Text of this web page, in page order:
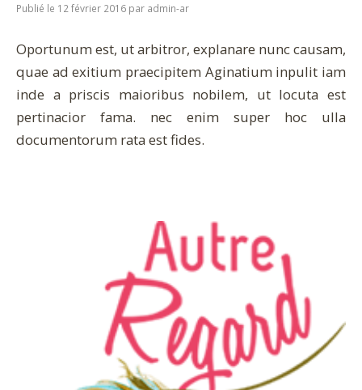
Publié le 12 février 2016 par admin-ar
Oportunum est, ut arbitror, explanare nunc causam,
quae ad exitium praecipitem Aginatium inpulit iam
inde a priscis maioribus nobilem, ut locuta est
pertinacior fama. nec enim super hoc ulla
documentorum rata est fides.